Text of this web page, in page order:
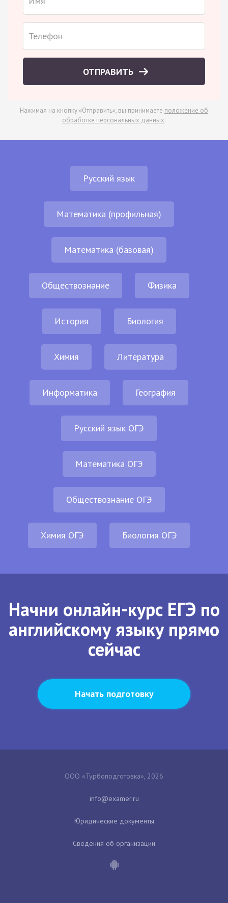
ОТПРАВИТЬ
Нажимая на кнопку «Отправить», вы принимаете положение об
обработке персональных данных.
Русский язык
Математика (профильная)
Математика (базовая)
Обществознание Физика
История Биология
Химия Литература
Информатика География
Русский язык ОГЭ
Математика ОГЭ
Обществознание ОГЭ
Химия ОГЭ Биология ОГЭ
Начни онлайн-курс ЕГЭ по
английскому языку прямо
сейчас
Начать подготовку
ООО «Турбоподготовка», 2026
Юридические документы
Сведения об организации